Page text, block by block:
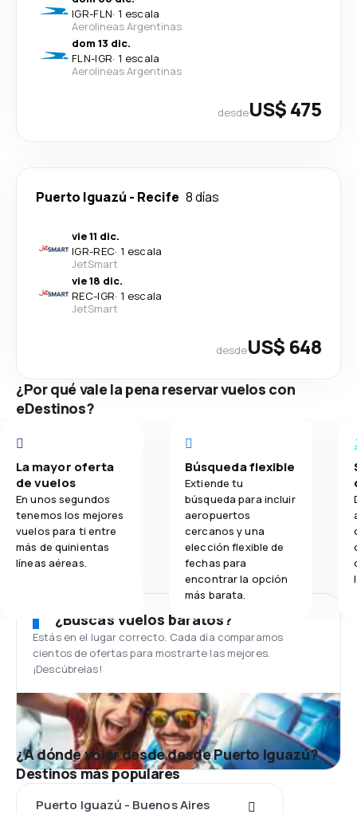
IGR-FLN· 1 escala
Aerolineas Argentinas
dom 13 dic.
FLN-IGR· 1 escala
Aerolineas Argentinas
desdeUS$ 475
Puerto Iguazú - Recife 8 días
vie 11 dic.
IGR-REC· 1 escala
JetSmart
vie 18 dic.
REC-IGR· 1 escala
JetSmart
desdeUS$ 648
¿Por qué vale la pena reservar vuelos con
eDestinos?
La mayor oferta
de vuelos
En unos segundos
tenemos los mejores
vuelos para ti entre
más de quinientas
líneas aéreas.
Búsqueda flexible
Extiende tu
búsqueda para incluir
aeropuertos
cercanos y una
elección flexible de
fechas para
encontrar la opción
más barata.
¿Buscas vuelos baratos?
Estás en el lugar correcto. Cada día comparamos
cientos de ofertas para mostrarte las mejores.
¡Descúbrelas!
¿A dónde volar desde desde Puerto Iguazú?
Destinos más populares
Puerto Iguazú - Buenos Aires